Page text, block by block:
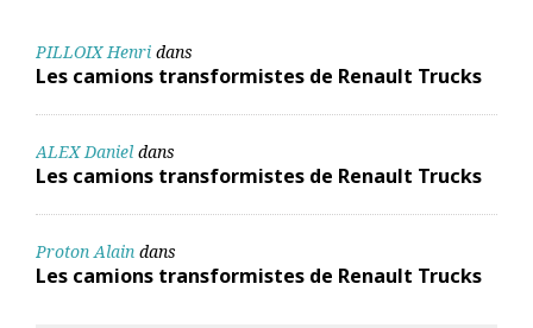
PILLOIX Henri dans
Les camions transformistes de Renault Trucks
ALEX Daniel dans
Les camions transformistes de Renault Trucks
Proton Alain dans
Les camions transformistes de Renault Trucks